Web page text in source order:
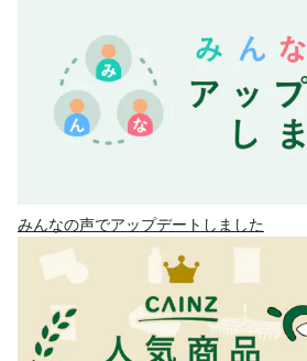
みんなの声でアップデートしました